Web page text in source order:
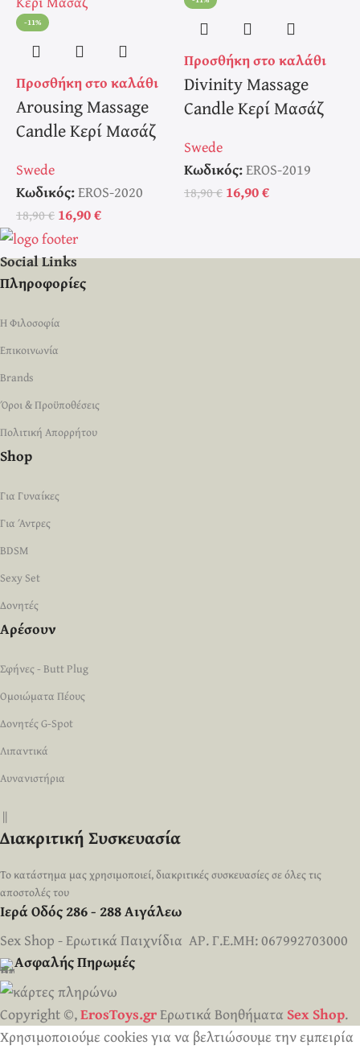
-11%
Προσθήκη στο καλάθι
Arousing Massage
Candle Κερί Μασάζ
Swede
Κωδικός:EROS-2020
18,90€ 16,90€
Προσθήκη στο καλάθι
Divinity Massage
Candle Κερί Μασάζ
Swede
Κωδικός:EROS-2019
18,90€ 16,90€
Social Links
Πληροφορίες
Η Φιλοσοφία
Επικοινωνία
Brands
Όροι & Προϋποθέσεις
Πολιτική Απορρήτου
Shop
Για Γυναίκες
Για Άντρες
BDSM
Sexy Set
Δονητές
Αρέσουν
Σφήνες - Butt Plug
Ομοιώματα Πέους
Δονητές G-Spot
Λιπαντικά
Αυνανιστήρια
||
Διακριτική Συσκευασία
Το κατάστημα μας χρησιμοποιεί, διακριτικές συσκευασίες σε όλες τις
αποστολές του
Ιερά Οδός 286 - 288 Αιγάλεω
Sex Shop - Ερωτικά Παιχνίδια ΑΡ. Γ.Ε.ΜΗ: 067992703000
Ασφαλής Πηρωμές
Copyright ©,ErosToys.grΕρωτικά Βοηθήματα Sex Shop.
Χρησιμοποιούμε cookies για να βελτιώσουμε την εμπειρία